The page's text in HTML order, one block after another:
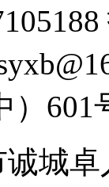
）601
诚城